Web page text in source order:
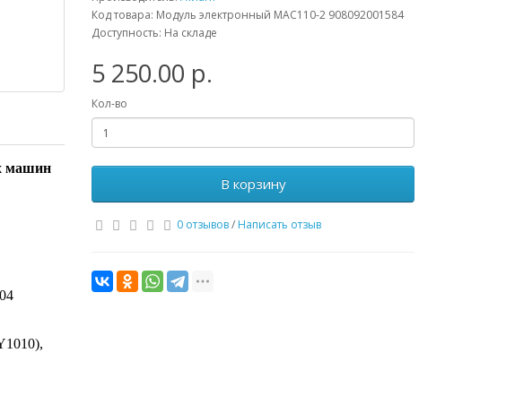
машин
Код товара: Модуль электронный МАС110-2 908092001584
Доступность: На складе
5 250.00 р.
Кол-во
В корзину
0 отзывов/ Написать отзыв